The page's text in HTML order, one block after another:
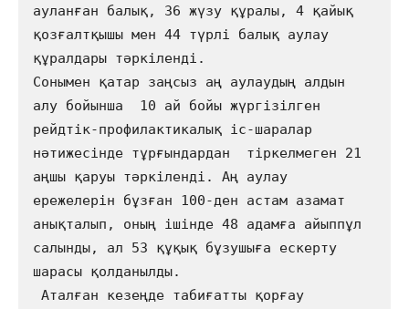
ауланған балық, 36 жүзу құралы, 4 қайық
қозғалтқышы мен 44 түрлі балық аулау
құралдары тәркіленді.
Сонымен қатар заңсыз аң аулаудың алдын
алу бойынша  10 ай бойы жүргізілген
рейдтік-профилактикалық іс-шаралар
нәтижесінде тұрғындардан  тіркелмеген 21
аңшы қаруы тәркіленді. Аң аулау
ережелерін бұзған 100-ден астам азамат
анықталып, оның ішінде 48 адамға айыппұл
салынды, ал 53 құқық бұзушыға ескерту
шарасы қолданылды.